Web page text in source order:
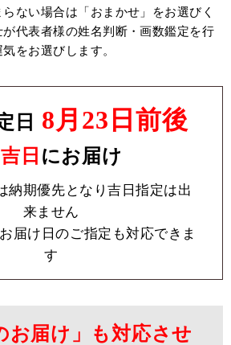
ない場合は「おまかせ」をお選びく
代表者様の姓名判断・画数鑑定を行
をお選びします。
日 8月23日前後
吉日 にお届け
納期優先となり吉日指定は出
来ません
届け日のご指定も対応できま
す
お届け」も対応させ